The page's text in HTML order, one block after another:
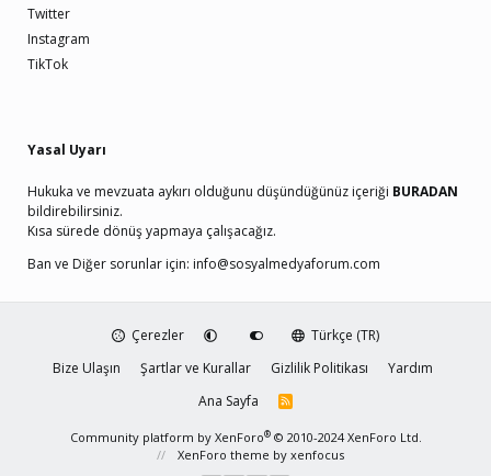
Twitter
Instagram
TikTok
Yasal Uyarı
Hukuka ve mevzuata aykırı olduğunu düşündüğünüz içeriği BURADAN
bildirebilirsiniz.
Kısa sürede dönüş yapmaya çalışacağız.
Ban ve Diğer sorunlar için: info@sosyalmedyaforum.com
Çerezler
Türkçe (TR)
Bize Ulaşın
Şartlar ve Kurallar Gizlilik Politikası
Yardım
Ana Sayfa
R
S
Community platform by XenForo® © 2010-2024 XenForo Ltd.
XenForo theme by xenfocus